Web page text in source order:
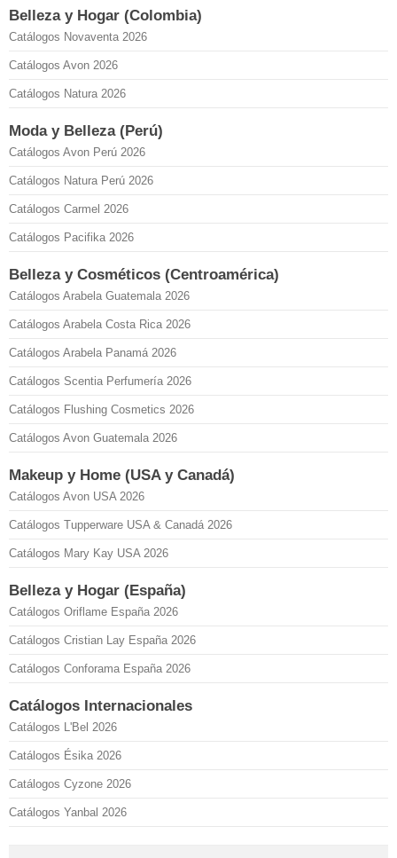
Belleza y Hogar (Colombia)
Catálogos Novaventa 2026
Catálogos Avon 2026
Catálogos Natura 2026
Moda y Belleza (Perú)
Catálogos Avon Perú 2026
Catálogos Natura Perú 2026
Catálogos Carmel 2026
Catálogos Pacifika 2026
Belleza y Cosméticos (Centroamérica)
Catálogos Arabela Guatemala 2026
Catálogos Arabela Costa Rica 2026
Catálogos Arabela Panamá 2026
Catálogos Scentia Perfumería 2026
Catálogos Flushing Cosmetics 2026
Catálogos Avon Guatemala 2026
Makeup y Home (USA y Canadá)
Catálogos Avon USA 2026
Catálogos Tupperware USA & Canadá 2026
Catálogos Mary Kay USA 2026
Belleza y Hogar (España)
Catálogos Oriflame España 2026
Catálogos Cristian Lay España 2026
Catálogos Conforama España 2026
Catálogos Internacionales
Catálogos L'Bel 2026
Catálogos Ésika 2026
Catálogos Cyzone 2026
Catálogos Yanbal 2026